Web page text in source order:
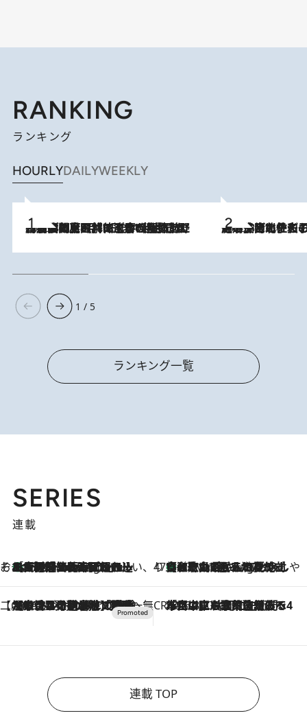
RANKING
ランキング
HOURLYDAILYWEEKLY
2026.8.8
「最後に見られてよかった」上野動物園の東園パンダ舎が解体前に特別公開。8月16日まで延長されたパネル展と共に辿る“半世紀”のパンダ飼育《解体工事の図面あり》 2026.8.3
《「文士の子ども被害者の会」発足！》阿川佐和子（72）が語る遠藤周作に北杜夫、劇作家・矢代静一の子どもたちの“文豪プライベート事件簿”
1 / 5
ランキング一覧
SERIES
連載
そおだよおこの関西おいしい、おやつ紀行47 Minutes Ago
［大阪府箕面市］一皿一皿目の前で仕上げられる、料理を巧みに組み込んだアシェットデセールコース「ミチル アシェット デセール（Michiru assiette dessert）」 47都道府県の手みやげ ひんやりスイーツで夏を満喫
47 Minutes Ago
【和歌山県】この夏絶対食べたい 冷やしておいしいおやつ3選 みかんがごろっと丸ごと入ったジュレ
【CREA×星野リゾート】唯一無二。癒しと発見が待つ場所へ
2026.8.7
【トンボの足水浴】ヒノキの香りに包まれて涼感マックス！約13℃の湧水かけ流しを避暑地「星野温泉 トンボの湯」で体験 CREA'S CHOICE
2026.8.7
「立川にも歌舞伎があるんだよ」 片岡仁左衛門・市川中車ら豪華座組みで4年目の立川立飛歌舞伎へ
連載 TOP